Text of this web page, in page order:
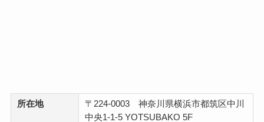
所在地
〒224-0003 神奈川県横浜市都筑区中川
中央1-1-5 YOTSUBAKO 5F